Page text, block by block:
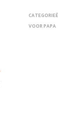
VOOR PAPA